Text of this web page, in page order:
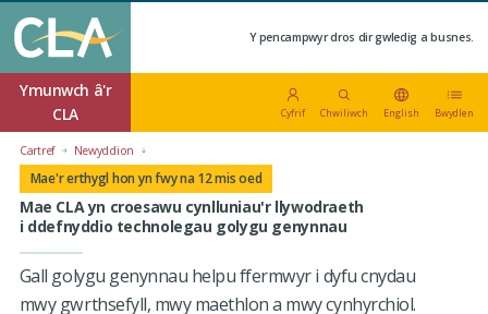
Y pencampwyr dros dir gwledig a busnes.
Ymunwch â'r
CLA
Cyfrif Chwiliwch English Bwydlen
Cartref Newyddion
Mae'r erthygl hon yn fwy na 12 mis oed
Mae CLA yn croesawu cynlluniau'r llywodraeth
i ddefnyddio technolegau golygu genynnau
Gall golygu genynnau helpu ffermwyr i dyfu cnydau
mwy gwrthsefyll, mwy maethlon a mwy cynhyrchiol.